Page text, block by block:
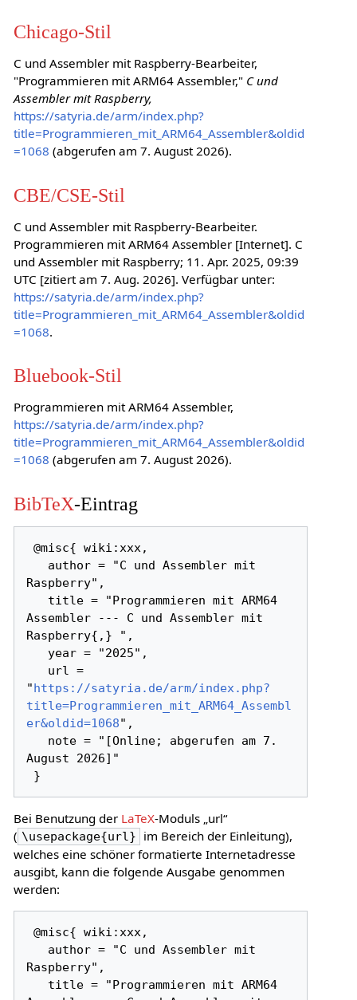
Chicago-Stil
C und Assembler mit Raspberry-Bearbeiter,
"Programmieren mit ARM64 Assembler," C und
Assembler mit Raspberry,
https://satyria.de/arm/index.php?
title=Programmieren_mit_ARM64_Assembler&oldid
=1068 (abgerufen am 7. August 2026).
CBE/CSE-Stil
C und Assembler mit Raspberry-Bearbeiter.
Programmieren mit ARM64 Assembler [Internet]. C
und Assembler mit Raspberry; 11. Apr. 2025, 09:39
UTC [zitiert am 7. Aug. 2026]. Verfügbar unter:
https://satyria.de/arm/index.php?
title=Programmieren_mit_ARM64_Assembler&oldid
=1068.
Bluebook-Stil
Programmieren mit ARM64 Assembler,
https://satyria.de/arm/index.php?
title=Programmieren_mit_ARM64_Assembler&oldid
=1068 (abgerufen am 7. August 2026).
BibTeX-Eintrag
@misc{ wiki:xxx,
Raspberry",
Assembler --- C und Assembler mit
Raspberry{,} ",
"https://satyria.de/arm/index.php?
title=Programmieren_mit_ARM64_Assembl
er&oldid=1068",
August 2026]"
Bei Benutzung der LaTeX-Moduls „url“
( \usepackage{url}
im Bereich der Einleitung),
welches eine schöner formatierte Internetadresse
ausgibt, kann die folgende Ausgabe genommen
werden:
@misc{ wiki:xxx,
Raspberry",